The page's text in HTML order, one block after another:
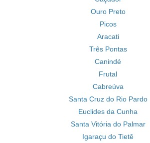
Ouro Preto
Picos
Aracati
Três Pontas
Canindé
Frutal
Cabreúva
Santa Cruz do Rio Pardo
Euclides da Cunha
Santa Vitória do Palmar
Igaraçu do Tietê